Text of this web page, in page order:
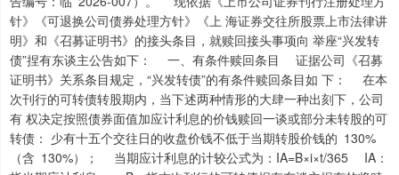
针》《可退换公司债券处理方针》《上 海证券交往所股票上市法律讲
明》和《召募证明书》的接头条目，就赎回接头事项向 举座“兴发转
债”捏有东谈主公告如下： 一、有条件赎回条目 证据公司《召募
证明书》关系条目规定，“兴发转债”的有条件赎回条目如 下： 在本
次刊行的可转债转股期内，当下述两种情形的大肆一种出刻下，公司
有 权决定按照债券面值加应计利息的价钱赎回一谈或部分未转股的可
转债： 少有十五个交往日的收盘价钱不低于当期转股价钱的 130%
（含 130%）； 当期应计利息的计较公式为：IA=B×i×t/365 IA：